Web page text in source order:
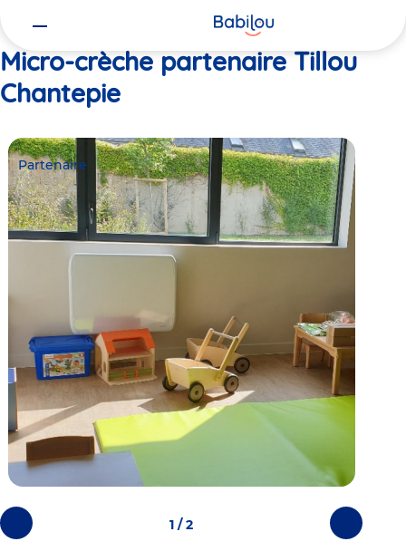
Micro-crèche partenaire Tillou
Chantepie
Photos
précédentes
Photos
suivantes
Partenaire
1 / 2